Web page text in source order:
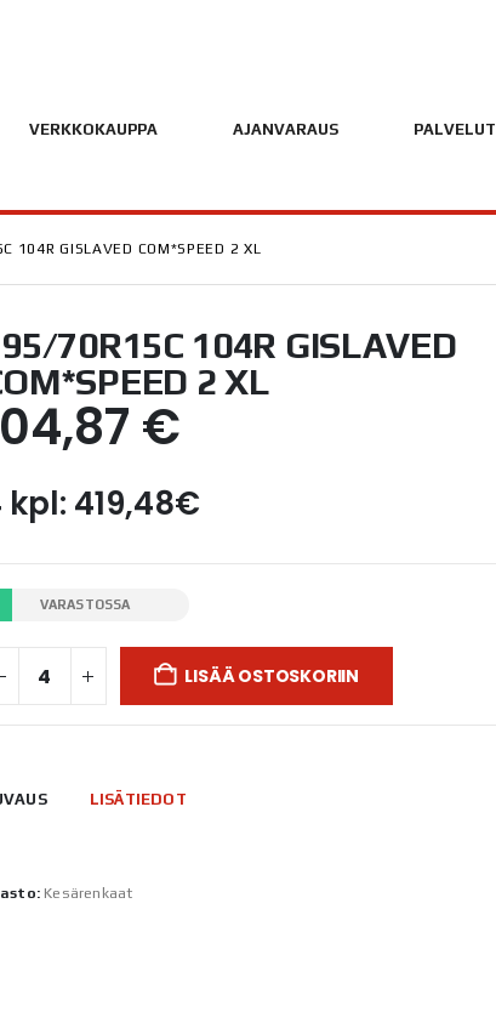
VERKKOKAUPPA AJANVARAUS PALVELUT
104R GISLAVED COM*SPEED 2 XL
70R15C 104R GISLAVED
2 XL
€
kpl: 419,48€
VARASTOSSA
LISÄÄ OSTOSKORIIN
LISÄTIEDOT
Kesärenkaat